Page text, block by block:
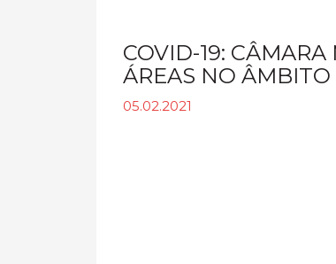
COVID-19:
ÁREAS NO
05.02.2021